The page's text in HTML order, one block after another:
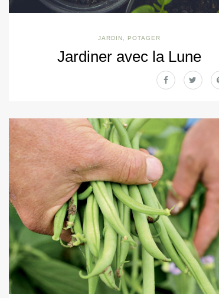
JARDIN POTAGER
Jardiner avec la Lune